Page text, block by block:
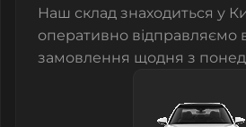
Наш склад знаходиться у
оперативно відправляємо
замовлення щодня з